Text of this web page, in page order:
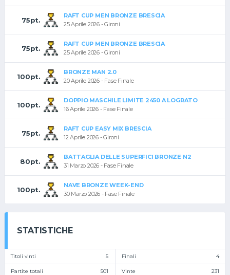
75pt.
RAFT CUP MEN BRONZE BRESCIA
25 Aprile 2026 - Gironi
75pt.
RAFT CUP MEN BRONZE BRESCIA
25 Aprile 2026 - Gironi
100pt.
BRONZE MAN 2.0
20 Aprile 2026 - Fase Finale
100pt.
DOPPIO MASCHILE LIMITE 2450 A LOGRATO
16 Aprile 2026 - Fase Finale
75pt.
RAFT CUP EASY MIX BRESCIA
12 Aprile 2026 - Gironi
80pt.
BATTAGLIA DELLE SUPERFICI BRONZE N2
31 Marzo 2026 - Fase Finale
100pt.
NAVE BRONZE WEEK-END
30 Marzo 2026 - Fase Finale
STATISTICHE
Titoli vinti 5 Finali 4
Partite totali 501 Vinte 231